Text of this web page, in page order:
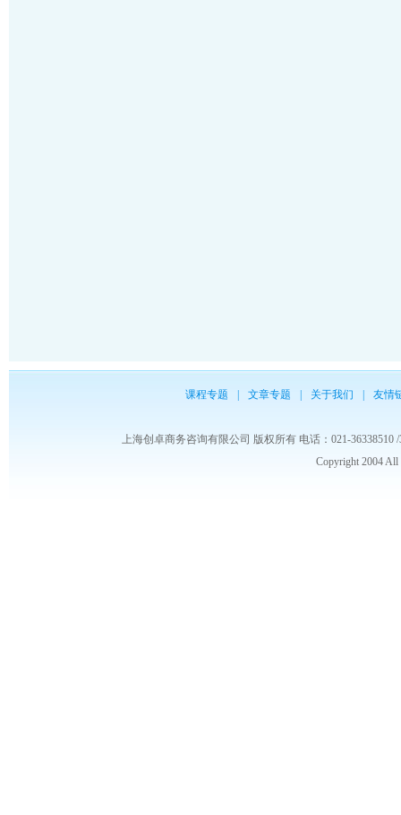
课程专题 文章专题 关于我们 友情
上海创卓商务咨询有限公司 版权所有 电话：021-36338510 /
Copyright 2004 All